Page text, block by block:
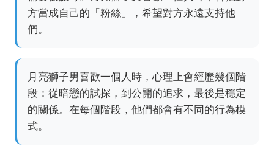
方當成自己的「粉絲」，希望對方永遠支持他
們。
月亮獅子男喜歡一個人時，心理上會經歷幾個階
段：從暗戀的試探，到公開的追求，最後是穩定
的關係。在每個階段，他們都會有不同的行為模
式。